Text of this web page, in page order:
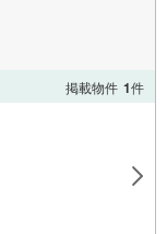
掲載物件 1件